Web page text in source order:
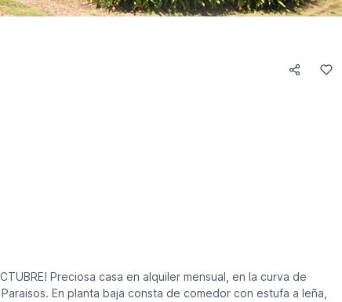
Preciosa casa en alquiler mensual, en la curva de
En planta baja consta de comedor con estufa a leña,